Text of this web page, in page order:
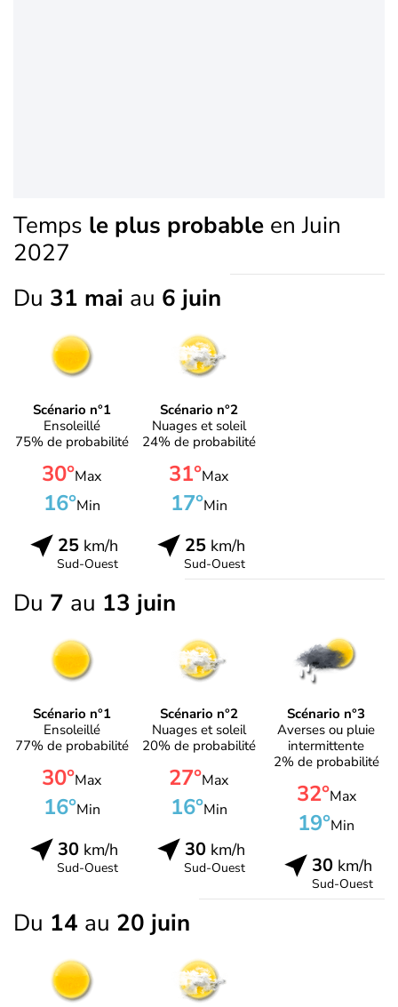
Temps le plus probable en Juin
2027
Du 31 mai au 6 juin
Scénario n°1
Ensoleillé
75% de probabilité
30°Max
16°Min
25km/h
Sud-Ouest
Scénario n°2
Nuages et soleil
24% de probabilité
31°Max
17°Min
25km/h
Sud-Ouest
Du 7 au 13 juin
Scénario n°1
Ensoleillé
77% de probabilité
30°Max
16°Min
30km/h
Sud-Ouest
Scénario n°2
Nuages et soleil
20% de probabilité
27°Max
16°Min
30km/h
Sud-Ouest
Scénario n°3
Averses ou pluie
intermittente
2% de probabilité
32°Max
19°Min
30 km/h
Sud-Ouest
Du 14 au 20 juin